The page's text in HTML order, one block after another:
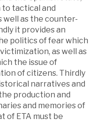
tactical and
as the counter-
it provides an
politics of fear which
as well as
the issue of
of citizens. Thirdly
narratives and
production and
and memories of
of ETA must be